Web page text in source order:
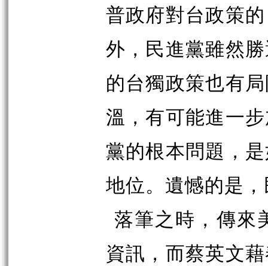
普政府對台政策
外，民進黨雖然
的台獨政策也有
溫，有可能進一
黨的根本問題，
地位。遺憾的是
落筆之時，傳來
資訊，而蔡英文